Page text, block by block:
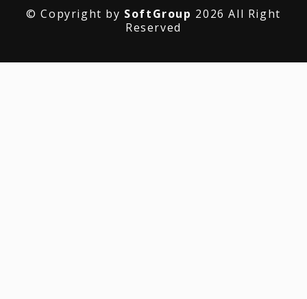
© Copyright by SoftGroup 2026 All Right
Reserved